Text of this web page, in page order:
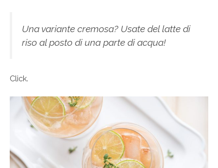
Una variante cremosa? Usate del latte di
riso al posto di una parte di acqua!
Click.